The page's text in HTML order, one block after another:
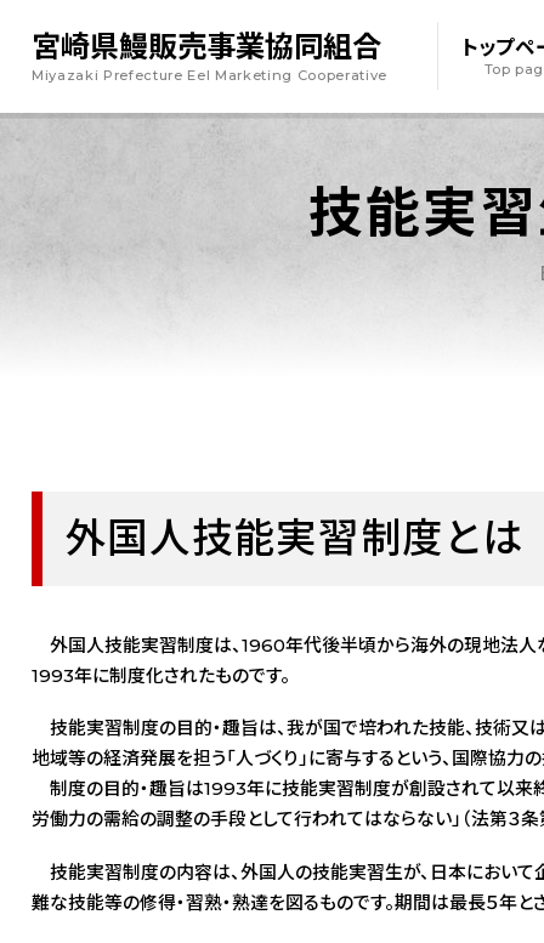
宮崎県鰻販売事業協同組合
Miyazaki Prefecture Eel Marketing Cooperative
トップペ
Top
技能実
外国人技能実習制度とは
外国人技能実習制度は、1960年代後半頃から海外の現地法人
1993年に制度化されたものです。
技能実習制度の目的・趣旨は、我が国で培われた技能、技術又
地域等の経済発展を担う「人づくり」に寄与するという、国際協力の
制度の目的・趣旨は1993年に技能実習制度が創設されて以来
労働力の需給の調整の手段として行われてはならない」（法第３条
技能実習制度の内容は、外国人の技能実習生が、日本におい
難な技能等の修得・習熟・熟達を図るものです。期間は最長５年